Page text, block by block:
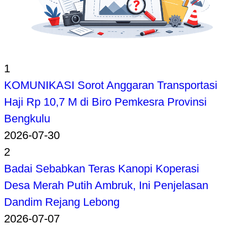
1
KOMUNIKASI Sorot Anggaran Transportasi
Haji Rp 10,7 M di Biro Pemkesra Provinsi
Bengkulu
2026-07-30
2
Badai Sebabkan Teras Kanopi Koperasi
Desa Merah Putih Ambruk, Ini Penjelasan
Dandim Rejang Lebong
2026-07-07